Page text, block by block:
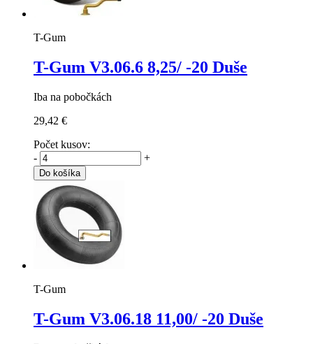
T-Gum
T-Gum V3.06.6 8,25/ -20 Duše
Iba na pobočkách
29,42 €
Počet kusov:
-
+
Do košíka
T-Gum
T-Gum V3.06.18 11,00/ -20 Duše